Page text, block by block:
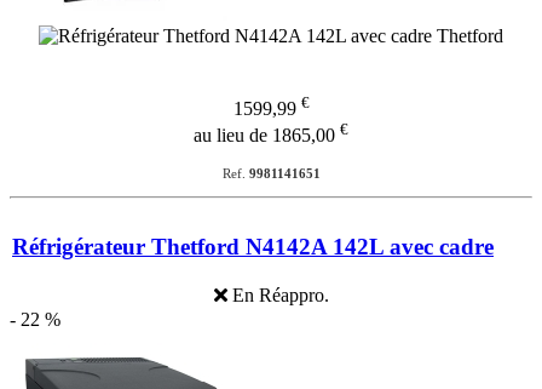
1599,99 €
au lieu de 1865,00 €
Ref. 9981141651
Réfrigérateur Thetford N4142A 142L avec cadre
En Réappro.
- 22 %